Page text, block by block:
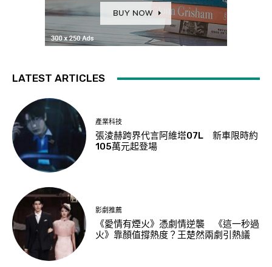
LATEST ARTICLES
產業科技
張淩赫跨界代言阿維塔07L 新車限時約
105萬元起登場
影劇推薦
《愛情有煙火》憑劇情逆襲 《這一秒過
火》靠顏值撐熱度？王楚然兩劇引熱議